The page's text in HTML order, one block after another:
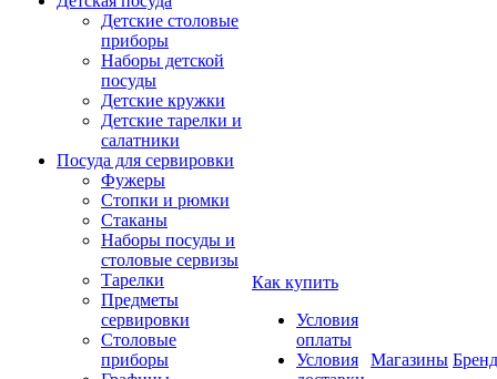
Детские столовые
приборы
Наборы детской
посуды
Детские кружки
Детские тарелки и
салатники
Посуда для сервировки
Фужеры
Стопки и рюмки
Стаканы
Наборы посуды и
столовые сервизы
Тарелки
Предметы
сервировки
Столовые
приборы
Как купить
Условия
оплаты
Условия
Магазины